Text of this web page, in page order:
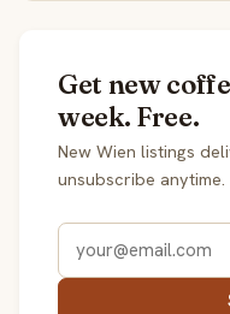
Get new
week. Free.
New Wien listings
unsubscribe anytime.